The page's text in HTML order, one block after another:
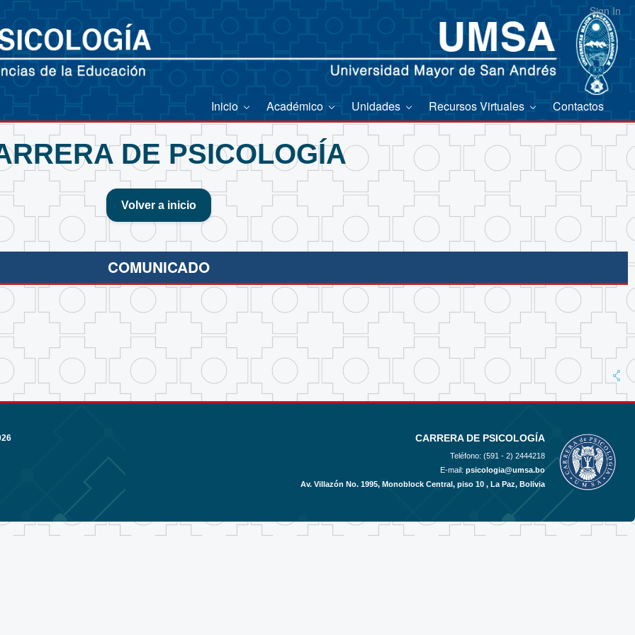
Sign In
Inicio Académico Unidades Recursos Virtuales Contactos
DE PSICOLOGÍA
Volver a inicio
COMUNICADO
CARRERA DE PSICOLOGÍA
Teléfono: (591 - 2) 2444218
E-mail: psicologia@umsa.bo
Av. Villazón No. 1995, Monoblock Central, piso 10 , La Paz, Bolivia